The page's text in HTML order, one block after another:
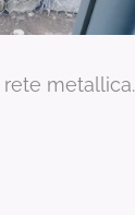
metallica.